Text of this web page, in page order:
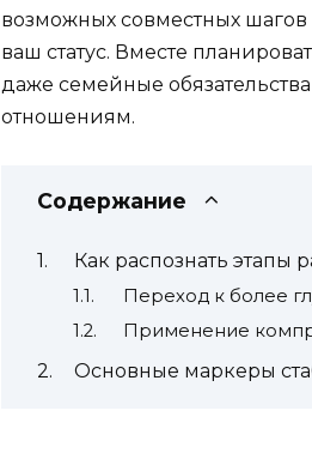
возможных совместных
ваш статус. Вместе
даже семейные
отношениям.
Содержание
Как распознать этапы
Переход к более
Применение
Основные маркеры